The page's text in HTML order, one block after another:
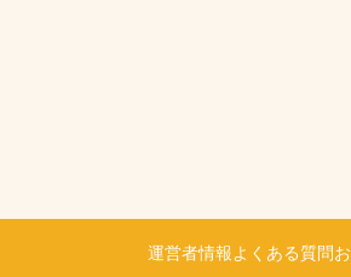
運営者情報よくある質問